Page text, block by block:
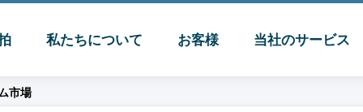
私たちについて お客様 当社のサービス
市場